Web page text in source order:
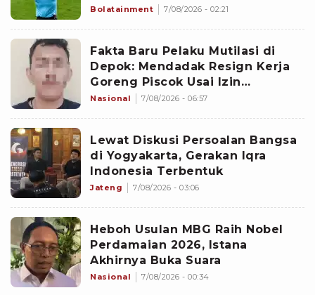
Suara
Bolatainment 7/08/2026 - 02:21
Fakta Baru Pelaku Mutilasi di
Depok: Mendadak Resign Kerja
Goreng Piscok Usai Izin
Interview di Mal
Nasional 7/08/2026 - 06:57
Lewat Diskusi Persoalan Bangsa
di Yogyakarta, Gerakan Iqra
Indonesia Terbentuk
Jateng 7/08/2026 - 03:06
Heboh Usulan MBG Raih Nobel
Perdamaian 2026, Istana
Akhirnya Buka Suara
Nasional 7/08/2026 - 00:34